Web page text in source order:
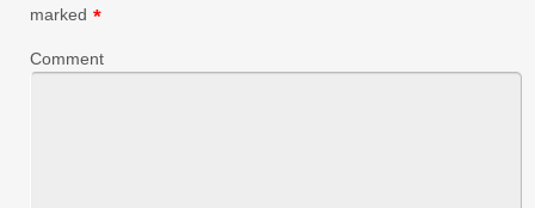
marked *
Comment